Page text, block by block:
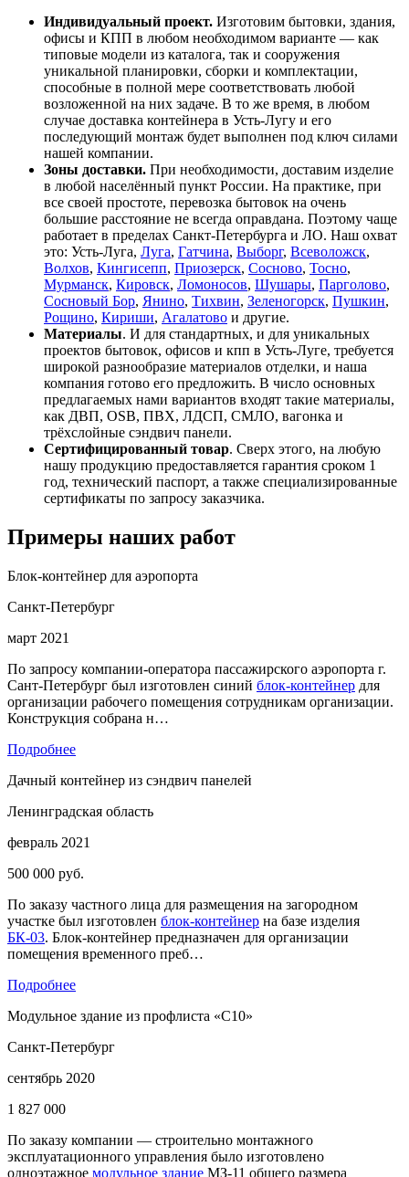
Индивидуальный проект. Изготовим бытовки, здания,
офисы и КПП в любом необходимом варианте — как
типовые модели из каталога, так и сооружения
уникальной планировки, сборки и комплектации,
способные в полной мере соответствовать любой
возложенной на них задаче. В то же время, в любом
случае доставка контейнера в Усть-Лугу и его
последующий монтаж будет выполнен под ключ силами
нашей компании.
Зоны доставки. При необходимости, доставим изделие
в любой населённый пункт России. На практике, при
все своей простоте, перевозка бытовок на очень
большие расстояние не всегда оправдана. Поэтому чаще
работает в пределах Санкт-Петербурга и ЛО. Наш охват
это: Усть-Луга, Луга, Гатчина, Выборг, Всеволожск,
Волхов, Кингисепп, Приозерск, Сосново, Тосно,
Мурманск, Кировск, Ломоносов, Шушары, Парголово,
Сосновый Бор, Янино, Тихвин, Зеленогорск, Пушкин,
Рощино, Кириши, Агалатово и другие.
Материалы. И для стандартных, и для уникальных
проектов бытовок, офисов и кпп в Усть-Луге, требуется
широкой разнообразие материалов отделки, и наша
компания готово его предложить. В число основных
предлагаемых нами вариантов входят такие материалы,
как ДВП, OSB, ПВХ, ЛДСП, СМЛО, вагонка и
трёхслойные сэндвич панели.
Сертифицированный товар. Сверх этого, на любую
нашу продукцию предоставляется гарантия сроком 1
год, технический паспорт, а также специализированные
сертификаты по запросу заказчика.
Примеры наших работ
Блок-контейнер для аэропорта
Санкт-Петербург
март 2021
По запросу компании-оператора пассажирского аэропорта г.
Сант-Петербург был изготовлен синий блок-контейнер для
организации рабочего помещения сотрудникам организации.
Конструкция собрана н…
Подробнее
Дачный контейнер из сэндвич панелей
Ленинградская область
февраль 2021
500 000 руб.
По заказу частного лица для размещения на загородном
участке был изготовлен блок-контейнер на базе изделия
БК-03. Блок-контейнер предназначен для организации
помещения временного преб…
Подробнее
Модульное здание из профлиста «С10»
Санкт-Петербург
сентябрь 2020
1 827 000
По заказу компании — строительно монтажного
эксплуатационного управления было изготовлено
одноэтажное модульное здание МЗ-11 общего размера